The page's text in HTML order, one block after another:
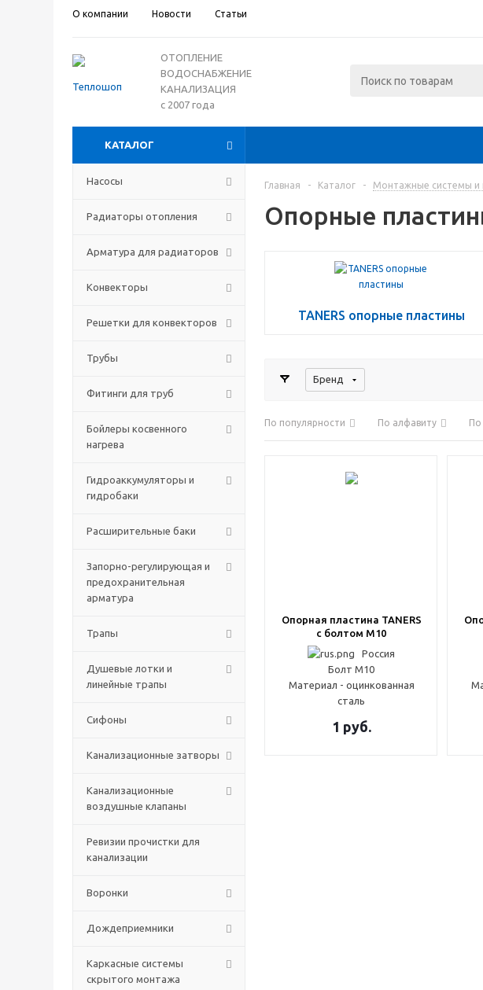
О компании Новости Статьи
ОТОПЛЕНИЕ
ВОДОСНАБЖЕНИЕ
КАНАЛИЗАЦИЯ
с 2007 года
КАТАЛОГ
Насосы
Радиаторы отопления
Арматура для радиаторов
Конвекторы
Решетки для конвекторов
Трубы
Фитинги для труб
Бойлеры косвенного
нагрева
Гидроаккумуляторы и
гидробаки
Расширительные баки
Запорно-регулирующая и
предохранительная
арматура
Трапы
Душевые лотки и
линейные трапы
Сифоны
Канализационные затворы
Канализационные
воздушные клапаны
Ревизии прочистки для
канализации
Воронки
Дождеприемники
Каркасные системы
скрытого монтажа
Главная - Каталог - Монтажные системы и
Опорные
TANERS опорные пластины
Бренд
По популярности По алфавиту По
Опорная пластина TANERS
с болтом M10
Россия
Болт М10
Материал - оцинкованная
сталь
1 руб.